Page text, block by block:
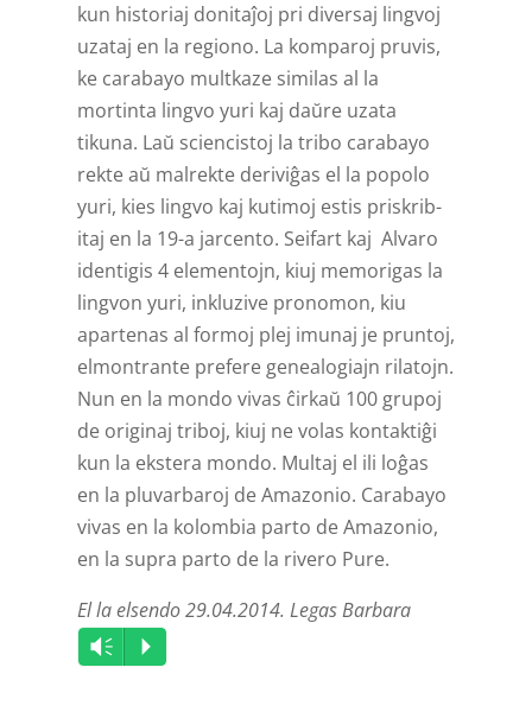
kun historiaj donitaĵoj pri diversaj lingvoj
uzataj en la regiono. La komparoj pruvis,
ke carabayo multkaze similas al la
mortinta lingvo yuri kaj daŭre uzata
tikuna. Laŭ sciencistoj la tribo carabayo
rekte aŭ malrekte deriviĝas el la popolo
yuri, kies lingvo kaj kutimoj estis priskrib­
itaj en la 19-a jarcento. Seifart kaj Alvaro
identigis 4 elementojn, kiuj memorigas la
lingvon yuri, inkluzive pronomon, kiu
apartenas al formoj plej imunaj je pruntoj,
elmontrante prefere genealogiajn rilatojn.
Nun en la mondo vivas ĉirkaŭ 100 grupoj
de originaj triboj, kiuj ne volas kontaktiĝi
kun la ekstera mondo. Multaj el ili loĝas
en la pluvarbaroj de Amazonio. Carabayo
vivas en la kolombia parto de Amazonio,
en la supra parto de la rivero Pure.
El la elsendo 29.04.2014. Legas Barbara
Audio
Player
Vm P